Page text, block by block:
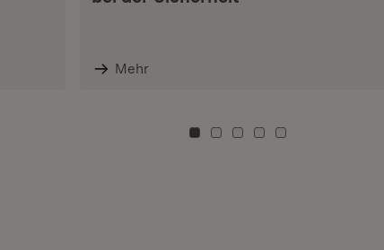
Mehr
Zu Kachel: 0
Zu Kachel: 3
Zu Kachel: 6
Zu Kachel: 9
Zu Kachel: 12